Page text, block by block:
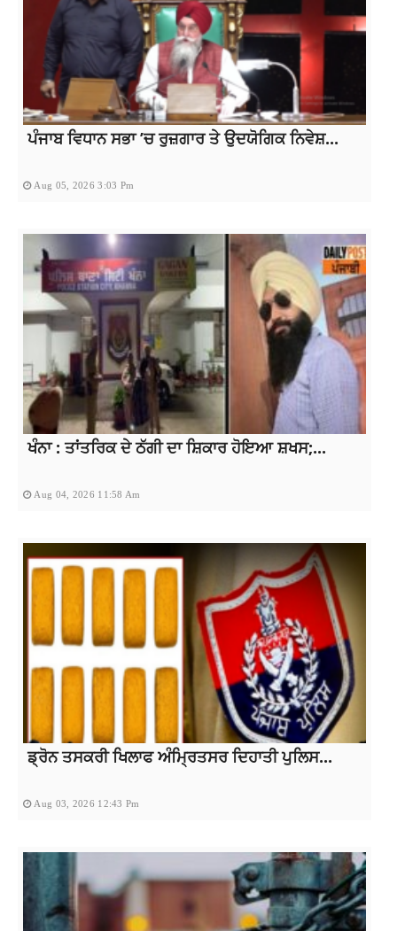
ਪੰਜਾਬ ਵਿਧਾਨ ਸਭਾ ’ਚ ਰੁਜ਼ਗਾਰ ਤੇ ਉਦਯੋਗਿਕ ਨਿਵੇਸ਼...
Aug 05, 2026 3:03 Pm
ਖੰਨਾ : ਤਾਂਤਰਿਕ ਦੇ ਠੱਗੀ ਦਾ ਸ਼ਿਕਾਰ ਹੋਇਆ ਸ਼ਖਸ;...
Aug 04, 2026 11:58 Am
ਡ੍ਰੋਨ ਤਸਕਰੀ ਖਿਲਾਫ ਅੰਮ੍ਰਿਤਸਰ ਦਿਹਾਤੀ ਪੁਲਿਸ...
Aug 03, 2026 12:43 Pm